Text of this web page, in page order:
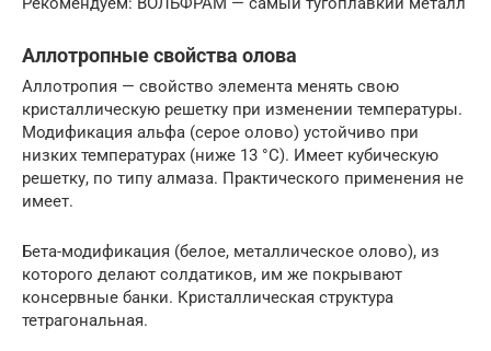
Аллотропные свойства олова
Аллотропия — свойство элемента менять свою
кристаллическую решетку при изменении температуры.
Модификация альфа (серое олово) устойчиво при
низких температурах (ниже 13 °С). Имеет кубическую
решетку, по типу алмаза. Практического применения не
имеет.
Бета-модификация (белое, металлическое олово), из
которого делают солдатиков, им же покрывают
консервные банки. Кристаллическая структура
тетрагональная.